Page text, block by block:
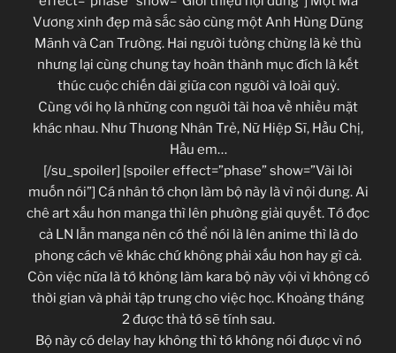
Vương xinh đẹp mà sắc sảo cùng một Anh Hùng Dũng
Mãnh và Can Trường. Hai người tưởng chừng là kẻ thù
nhưng lại cùng chung tay hoàn thành mục đích là kết
thúc cuộc chiến dài giữa con người và loài quỷ.
Cùng với họ là những con người tài hoa về nhiều mặt
khác nhau. Như Thương Nhân Trẻ, Nữ Hiệp Sĩ, Hầu Chị,
Hầu em…
[/su_spoiler] [spoiler effect=”phase” show=”Vài lời
muốn nói”] Cá nhân tớ chọn làm bộ này là vì nội dung. Ai
chê art xấu hơn manga thì lên phường giải quyết. Tớ đọc
cả LN lẫn manga nên có thể nói là lên anime thì là do
phong cách vẽ khác chứ không phải xấu hơn hay gì cả.
Còn việc nữa là tớ không làm kara bộ này vội vì không có
thời gian và phải tập trung cho việc học. Khoảng tháng
2 được thả tớ sẽ tính sau.
Bộ này có delay hay không thì tớ không nói được vì nó